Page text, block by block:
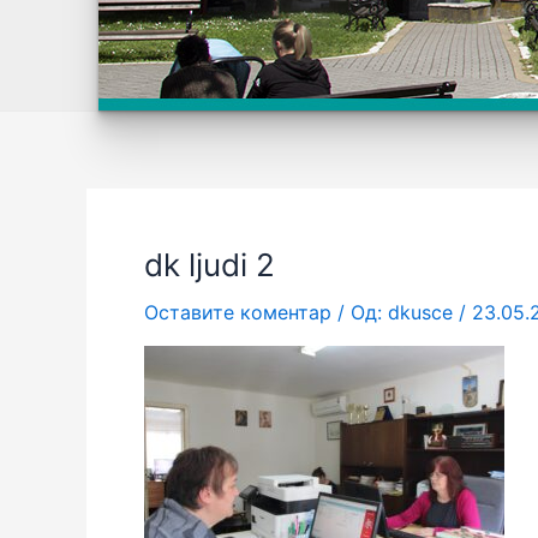
dk ljudi 2
Оставите коментар / Од: dkusce /